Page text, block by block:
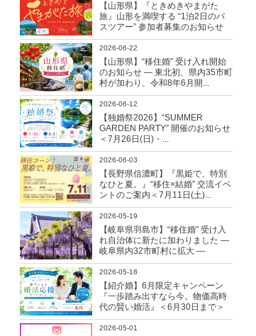
【山形県】『ときめきやまがた
旅』山形を満喫する “1泊2日のバ
スツアー” 参加者募集のお知らせ
2026-06-22
【山形県】“移住婚” 受け入れ開始
のお知らせ ― 東北初、県内35市町
村が加わり、令和8年6月開...
2026-06-12
【独婚祭2026】“SUMMER
GARDEN PARTY” 開催のお知らせ
＜7月26日(日)・...
2026-06-03
【長野県信濃町】『黒姫で、特別
なひと夏。』“移住×結婚” 交流イベ
ントのご案内＜7月11日(土)...
2026-05-19
【岐阜県羽島市】“移住婚” 受け入
れ自治体に新たに加わりました ―
岐阜県内32市町村に拡大 ―
2026-05-18
【紹介婚】6月限定キャンペーン
『一歩踏み出すなら今。物価高時
代の賢い婚活』＜6月30日まで＞
2026-05-01